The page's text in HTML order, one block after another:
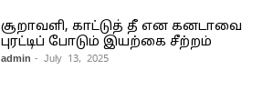
சூறாவளி, காட்டுத் தீ என கனடாவை
புரட்டிப் போடும் இயற்கை சீற்றம்
admin - July 13, 2025